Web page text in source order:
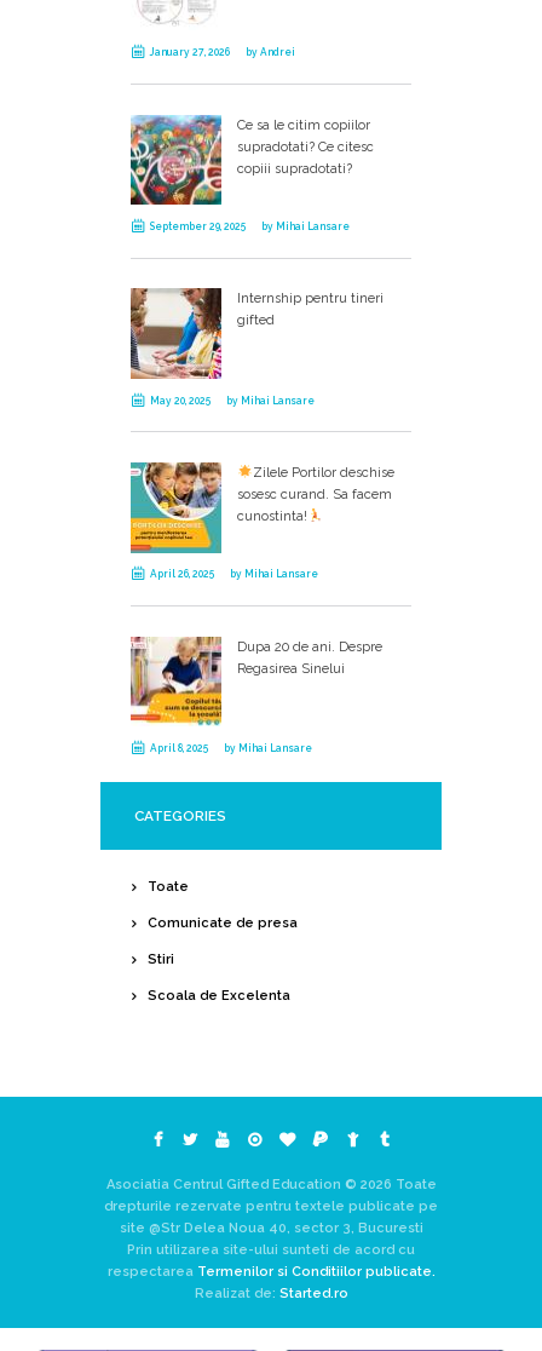
January 27, 2026 byAndrei
Ce sa le citim copiilor
supradotati? Ce citesc
copiii supradotati?
September 29, 2025 by Mihai Lansare
Internship pentru tineri
gifted
May 20, 2025 by Mihai Lansare
Zilele Portilor deschise
sosesc curand. Sa facem
cunostinta!
April 26, 2025 by Mihai Lansare
Dupa 20 de ani. Despre
Regasirea Sinelui
April 8, 2025 by Mihai Lansare
CATEGORIES
Toate
Comunicate de presa
Stiri
Scoala de Excelenta
Asociatia Centrul Gifted Education © 2026 Toate
drepturile rezervate pentru textele publicate pe
site @Str Delea Noua 40, sector 3, Bucuresti
Prin utilizarea site-ului sunteti de acord cu
respectarea Termenilor si Conditiilor publicate.
Realizat de: Started.ro